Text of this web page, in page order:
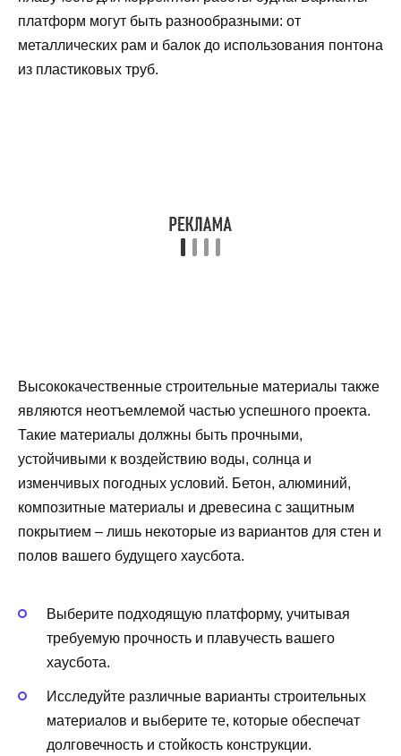
платформ могут быть разнообразными: от
металлических рам и балок до использования понтона
из пластиковых труб.
Высококачественные строительные материалы также
являются неотъемлемой частью успешного проекта.
Такие материалы должны быть прочными,
устойчивыми к воздействию воды, солнца и
изменчивых погодных условий. Бетон, алюминий,
композитные материалы и древесина с защитным
покрытием – лишь некоторые из вариантов для стен и
полов вашего будущего хаусбота.
Выберите подходящую платформу, учитывая
требуемую прочность и плавучесть вашего
хаусбота.
Исследуйте различные варианты строительных
материалов и выберите те, которые обеспечат
долговечность и стойкость конструкции.